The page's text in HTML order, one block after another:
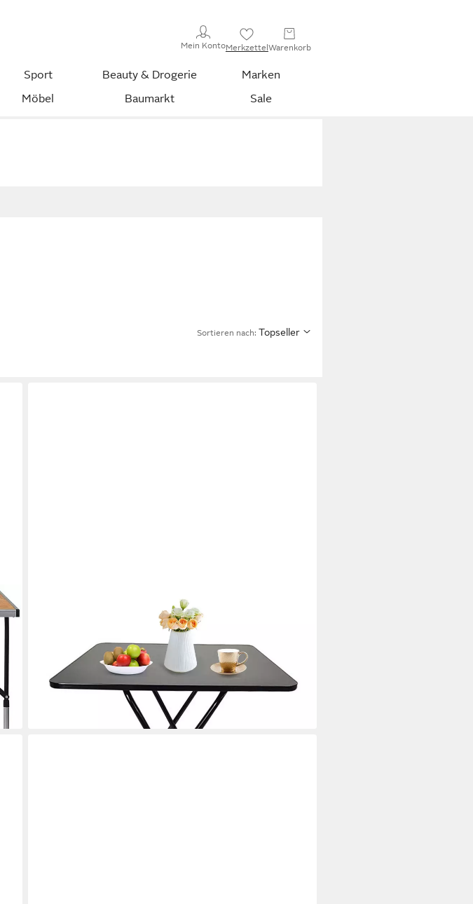
Mein KontoMerkzettelWarenkorb
Sport Beauty & Drogerie
Marken
Möbel Baumarkt Sale
Sortieren nach: Topseller
Klapptisch Faltbarer Campingtisch 60 x 60 CM,
Quadratisch Multifunktionstisch (1 x klappbarer Esstisch),
Klappbar Gartentisch Esstisch für Küche, Garten, Balkon,
Camping, BBQ
59,99 €
lieferbar - in 6-7 Werktagen bei dir